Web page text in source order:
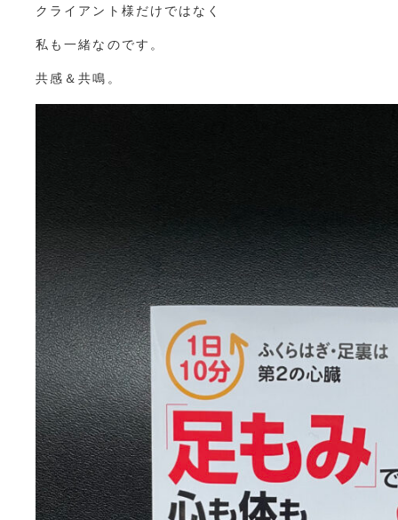
クライアント様だけではなく
私も一緒なのです。
共感＆共鳴。